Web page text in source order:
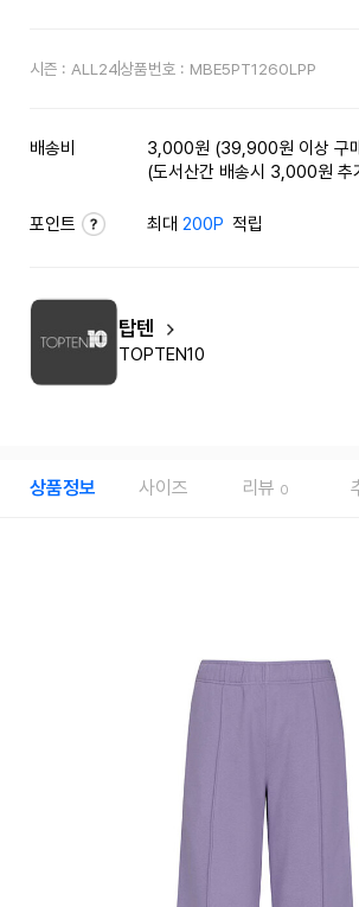
시즌 : ALL24상품번호 : MBE5PT1260LPP
배송비
3,000원 (39,900원 이상 구
(도서산간 배송시 3,000원 추
포인트 최대200P 적립
탑텐
TOPTEN10
상품정보 사이즈 리뷰 0